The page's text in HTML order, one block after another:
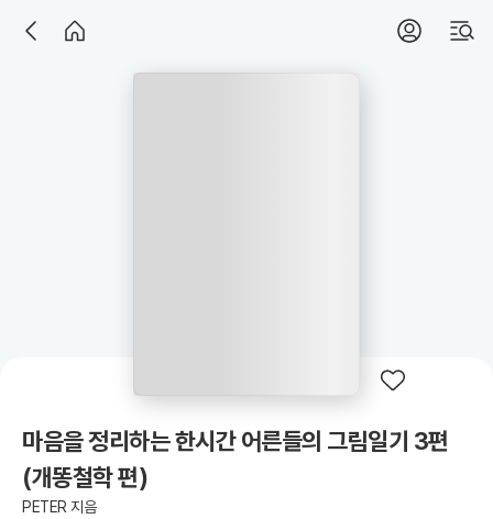
마음을 정리하는 한시간 어른들의 그림일기 3편
(개똥철학 편)
PETER 지음